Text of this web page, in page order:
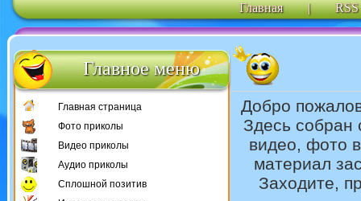
Главная | RSS
Главное меню
Главная страница
Фото приколы
Видео приколы
Аудио приколы
Сплошной позитив
Добро
Здесь собран
видео, фото
материал
Заходите,